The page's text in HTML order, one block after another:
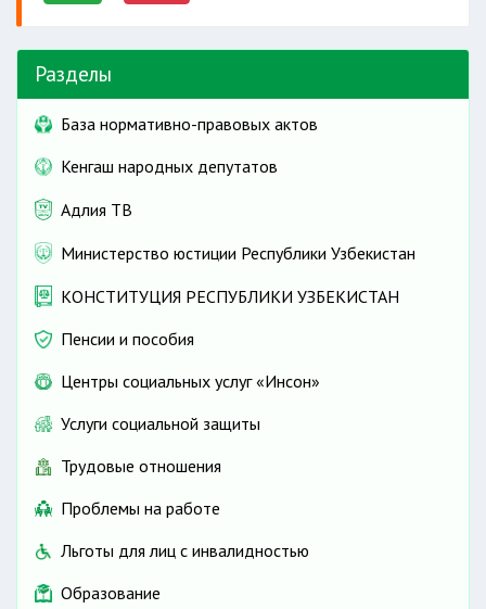
Разделы
База нормативно-правовых актов
Кенгаш народных депутатов
Адлия ТВ
Министерство юстиции Республики Узбекистан
КОНСТИТУЦИЯ РЕСПУБЛИКИ УЗБЕКИСТАН
Пенсии и пособия
Центры социальных услуг «Инсон»
Услуги социальной защиты
Трудовые отношения
Проблемы на работе
Льготы для лиц с инвалидностью
Образование